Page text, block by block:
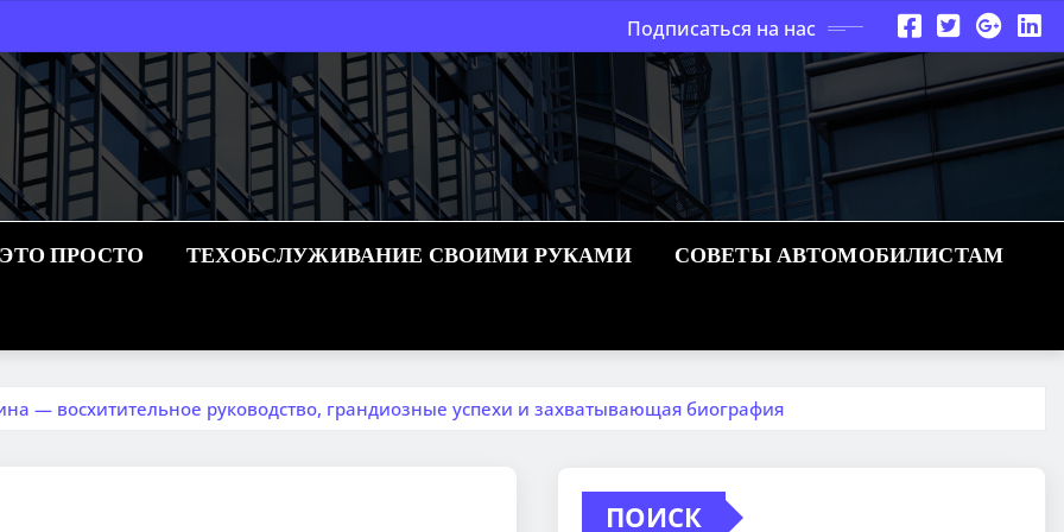
Подписаться на нас
ПРОСТО ТЕХОБСЛУЖИВАНИЕ СВОИМИ РУКАМИ СОВЕТЫ АВТОМОБИЛИСТАМ
— восхитительное руководство, грандиозные успехи и захватывающая биография
ПОИСК